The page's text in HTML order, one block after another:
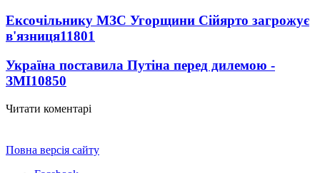
Ексочільнику МЗС Угорщини Сійярто загрожує
в'язниця11801
Україна поставила Путіна перед дилемою -
ЗМІ10850
Читати коментарі
Повна версія сайту